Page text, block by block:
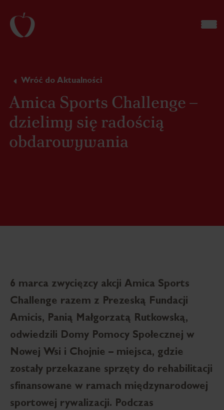
Wróć do Aktualności
Amica Sports Challenge –
dzielimy się radością
obdarowywania
6 marca zwycięzcy akcji Amica Sports
Challenge razem z Prezeską Fundacji
Amicis, Panią Małgorzatą Rutkowską,
odwiedzili Domy Pomocy Społecznej w
Nowej Wsi i Chojnie – miejsca, gdzie
zostały przekazane sprzęty do rehabilitacji
sfinansowane w ramach międzynarodowej
sportowej rywalizacji. Podczas